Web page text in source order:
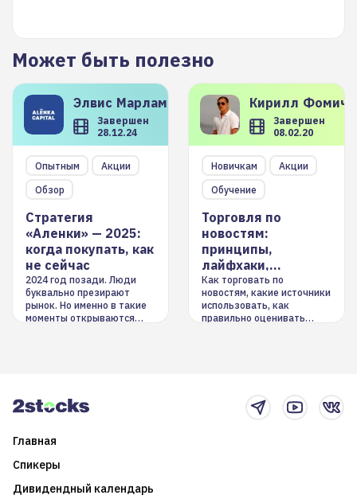
Может быть полезно
Элвис Марламов
Завершен
28.12.24
Опытным
Акции
Обзор
Стратегия
«Аленки» — 2025:
когда покупать, как
не сейчас
2024 год позади. Люди
буквально презирают
рынок. Но именно в такие
моменты открываются
Кирилл
Завершен
08.02.20
Новичкам
Акции
Обучение
Торговля по
новостям:
принципы,
лайфхаки,
инструменты
Как торговать по
новостям, какие источники
использовать, как
правильно оценивать
Главная
Спикеры
Дивидендный календарь